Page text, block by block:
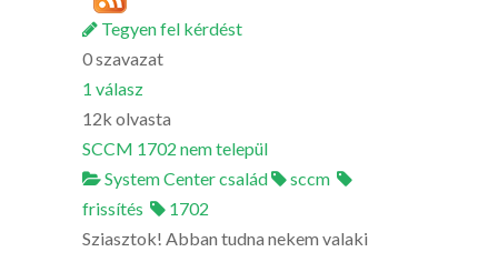
Tegyen fel kérdést
0szavazat
1 válasz
12k olvasta
SCCM 1702 nem települ
System Center család
sccm
frissítés
1702
Sziasztok! Abban tudna nekem valaki